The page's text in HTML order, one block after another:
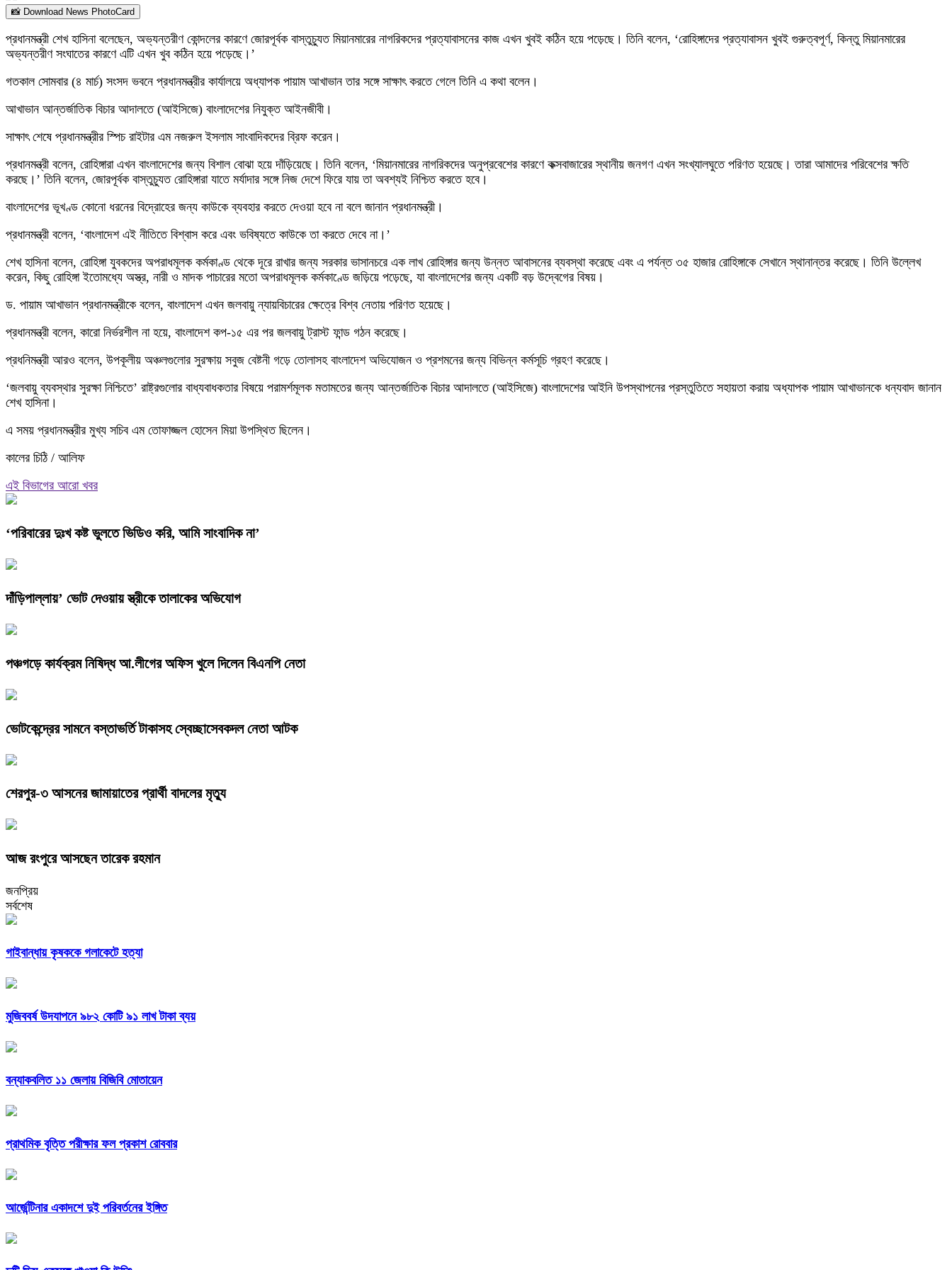
📸 Download News PhotoCard
প্রধানমন্ত্রী শেখ হাসিনা বলেছেন, অভ্যন্তরীণ কোন্দলের কারণে জোরপূর্বক বাস্তুচ্যুত মিয়ানমারের নাগরিকদের প্রত্যাবাসনের কাজ এখন খুবই কঠিন হয়ে পড়েছে। তিনি বলেন, ‘রোহিঙ্গাদের প্রত্যাবাসন খুবই গুরুত্বপূর্ণ, কিন্তু মিয়ানমারের
অভ্যন্তরীণ সংঘাতের কারণে এটি এখন খুব কঠিন হয়ে পড়েছে।’
গতকাল সোমবার (৪ মার্চ) সংসদ ভবনে প্রধানমন্ত্রীর কার্যালয়ে অধ্যাপক পায়াম আখাভান তার সঙ্গে সাক্ষাৎ করতে গেলে তিনি এ কথা বলেন।
আখাভান আন্তর্জাতিক বিচার আদালতে (আইসিজে) বাংলাদেশের নিযুক্ত আইনজীবী।
সাক্ষাৎ শেষে প্রধানমন্ত্রীর স্পিচ রাইটার এম নজরুল ইসলাম সাংবাদিকদের ব্রিফ করেন।
প্রধানমন্ত্রী বলেন, রোহিঙ্গারা এখন বাংলাদেশের জন্য বিশাল বোঝা হয়ে দাঁড়িয়েছে। তিনি বলেন, ‘মিয়ানমারের নাগরিকদের অনুপ্রবেশের কারণে কক্সবাজারের স্থানীয় জনগণ এখন সংখ্যালঘুতে পরিণত হয়েছে। তারা আমাদের পরিবেশের ক্ষতি
করছে।’ তিনি বলেন, জোরপূর্বক বাস্তুচ্যুত রোহিঙ্গারা যাতে মর্যাদার সঙ্গে নিজ দেশে ফিরে যায় তা অবশ্যই নিশ্চিত করতে হবে।
বাংলাদেশের ভূখণ্ড কোনো ধরনের বিদ্রোহের জন্য কাউকে ব্যবহার করতে দেওয়া হবে না বলে জানান প্রধানমন্ত্রী।
প্রধানমন্ত্রী বলেন, ‘বাংলাদেশ এই নীতিতে বিশ্বাস করে এবং ভবিষ্যতে কাউকে তা করতে দেবে না।’
শেখ হাসিনা বলেন, রোহিঙ্গা যুবকদের অপরাধমূলক কর্মকাণ্ড থেকে দূরে রাখার জন্য সরকার ভাসানচরে এক লাখ রোহিঙ্গার জন্য উন্নত আবাসনের ব্যবস্থা করেছে এবং এ পর্যন্ত ৩৫ হাজার রোহিঙ্গাকে সেখানে স্থানান্তর করেছে। তিনি উল্লেখ
করেন, কিছু রোহিঙ্গা ইতোমধ্যে অস্ত্র, নারী ও মাদক পাচারের মতো অপরাধমূলক কর্মকাণ্ডে জড়িয়ে পড়েছে, যা বাংলাদেশের জন্য একটি বড় উদ্বেগের বিষয়।
ড. পায়াম আখাভান প্রধানমন্ত্রীকে বলেন, বাংলাদেশ এখন জলবায়ু ন্যায়বিচারের ক্ষেত্রে বিশ্ব নেতায় পরিণত হয়েছে।
প্রধানমন্ত্রী বলেন, কারো নির্ভরশীল না হয়ে, বাংলাদেশ কপ-১৫ এর পর জলবায়ু ট্রাস্ট ফান্ড গঠন করেছে।
প্রধনিমন্ত্রী আরও বলেন, উপকূলীয় অঞ্চলগুলোর সুরক্ষায় সবুজ বেষ্টনী গড়ে তোলাসহ বাংলাদেশ অভিযোজন ও প্রশমনের জন্য বিভিন্ন কর্মসূচি গ্রহণ করেছে।
‘জলবায়ু ব্যবস্থার সুরক্ষা নিশ্চিতে’ রাষ্ট্রগুলোর বাধ্যবাধকতার বিষয়ে পরামর্শমূলক মতামতের জন্য আন্তর্জাতিক বিচার আদালতে (আইসিজে) বাংলাদেশের আইনি উপস্থাপনের প্রস্তুতিতে সহায়তা করায় অধ্যাপক পায়াম আখাভানকে ধন্যবাদ জানান
শেখ হাসিনা।
এ সময় প্রধানমন্ত্রীর মুখ্য সচিব এম তোফাজ্জল হোসেন মিয়া উপস্থিত ছিলেন।
কালের চিঠি / আলিফ
এই বিভাগের আরো খবর
‘পরিবারের দুঃখ কষ্ট ভুলতে ভিডিও করি, আমি সাংবাদিক না’
দাঁড়িপাল্লায়’ ভোট দেওয়ায় স্ত্রীকে তালাকের অভিযোগ
পঞ্চগড়ে কার্যক্রম নিষিদ্ধ আ.লীগের অফিস খুলে দিলেন বিএনপি নেতা
ভোটকেন্দ্রের সামনে বস্তাভর্তি টাকাসহ স্বেচ্ছাসেবকদল নেতা আটক
শেরপুর-৩ আসনের জামায়াতের প্রার্থী বাদলের মৃত্যু
আজ রংপুরে আসছেন তারেক রহমান
জনপ্রিয়
সর্বশেষ
গাইবান্ধায় কৃষককে গলাকেটে হত্যা
মুজিববর্ষ উদযাপনে ৯৮২ কোটি ৯১ লাখ টাকা ব্যয়
বন্যাকবলিত ১১ জেলায় বিজিবি মোতায়েন
প্রাথমিক বৃত্তি পরীক্ষার ফল প্রকাশ রোববার
আর্জেন্টিনার একাদশে দুই পরিবর্তনের ইঙ্গিত